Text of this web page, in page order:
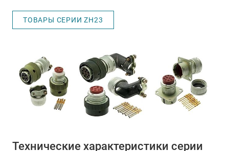
ТОВАРЫ СЕРИИ ZH23
Технические характеристики серии